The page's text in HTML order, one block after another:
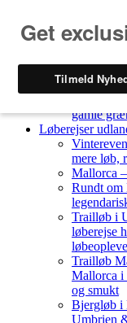
Løberejser
gamle
Løberejser
mere løb,
Mallorca
Rundt om
Trailløb i
løberejse
Trailløb
Mallorca i
og smukt
Bjergløb i
Umbrien